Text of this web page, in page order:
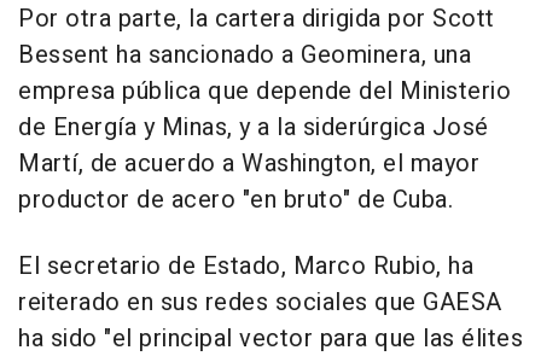
Por otra parte, la cartera dirigida por Scott
Bessent ha sancionado a Geominera, una
empresa pública que depende del Ministerio
de Energía y Minas, y a la siderúrgica José
Martí, de acuerdo a Washington, el mayor
productor de acero "en bruto" de Cuba.
El secretario de Estado, Marco Rubio, ha
reiterado en sus redes sociales que GAESA
ha sido "el principal vector para que las élites